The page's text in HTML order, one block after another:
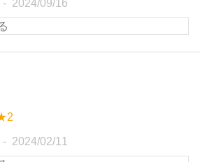
2024/09/16
2024/02/11